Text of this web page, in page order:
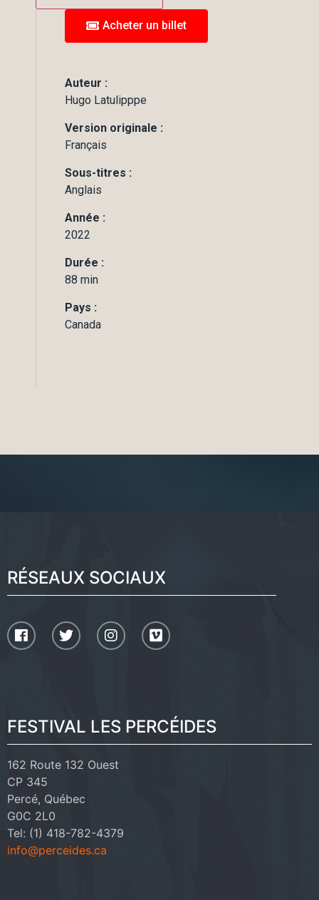
Acheter un billet
Auteur :
Hugo Latulipppe
Version originale :
Français
Sous-titres :
Anglais
Année :
2022
Durée :
88 min
Pays :
Canada
RÉSEAUX SOCIAUX
FESTIVAL LES PERCÉIDES
162 Route 132 Ouest
CP 345
Percé, Québec
G0C 2L0
Tel: (1) 418-782-4379
info@perceides.ca